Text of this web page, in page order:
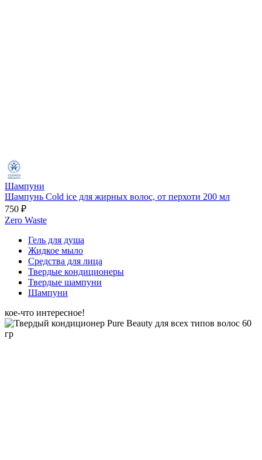
Шампуни
Шампунь Cold ice для жирных волос, от перхоти 200 мл
750 ₽
Zero Waste
Гель для душа
Жидкое мыло
Средства для лица
Твердые кондиционеры
Твердые шампуни
Шампуни
кое-что интересное!